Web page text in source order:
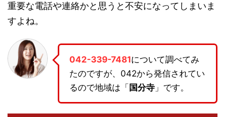
重要な電話や連絡かと思うと不安になってしまいま
すよね。
042-339-7481について調べてみ
たのですが、042から発信されてい
るので地域は「 国分寺 」です。